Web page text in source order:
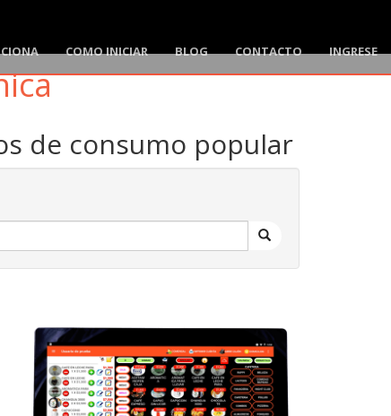
COMO INICIAR BLOG CONTACTO INGRESE
de consumo popular